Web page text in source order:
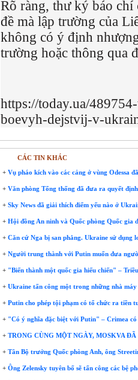
Rõ ràng, thư ký báo chí
đề mà lập trường của
không có ý định
trường hoặc thông qua
https://today.ua/
boevyh-dejstvij-v-
CÁC TIN KHÁC
+ Vụ pháo kích vào các cảng ở vùng Odessa
+ Văn phòng Tổng thống đã đưa ra quyết
+ Sky News đã giải thích điểm yếu nào ở
+ Hội đồng An ninh và Quốc phòng Quốc gia
+ Căn cứ Nga bị san phẳng. Ukraine sử dụng
+ Người trung thành với Putin muốn đưa
+ "Biến thành một quốc gia hiếu chiến" –
+ Ukraine tấn công một trong những nhà
+ Putin cho phép tội phạm có tổ chức ra tiền
+ "Có ý nghĩa đặc biệt với Putin" – Crimea
+ TRONG CÙNG MỘT NGÀY, MOSKVA
+ Tân Bộ trưởng Quốc phòng Anh, ông
+ Ông Zelensky tuyên bố sẽ tấn công các bệ